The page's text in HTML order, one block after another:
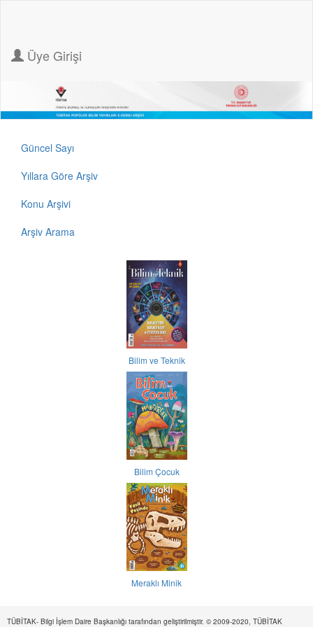
Üye Girişi
Güncel Sayı
Yıllara Göre Arşiv
Konu Arşivi
Arşiv Arama
Bilim ve Teknik
Bilim Çocuk
Meraklı Minik
TÜBİTAK- Bilgi İşlem Daire Başkanlığı tarafından geliştirilmiştir. © 2009-2020, TÜBİTAK